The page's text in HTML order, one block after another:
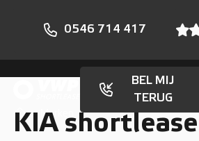
0546 714 417
BEL MIJ
TERUG
Merken
KIA shortlease